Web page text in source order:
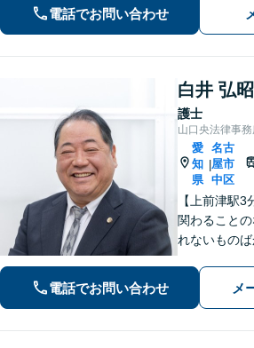
お任せくだ
の解決を目
電話でお問い合わせ
白井 弘昭
護士
山口央法律事
愛
知
県
|
名古
屋市
中区
【上前津駅
関わること
れないものば
からの対応
す。最善の
電話でお問い合わせ メ